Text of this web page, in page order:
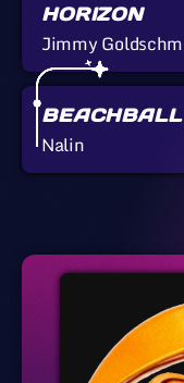
HORIZON
Jimmy
Nalin